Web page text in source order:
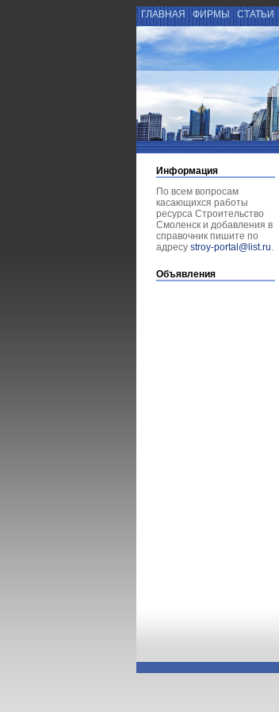
ГЛАВНАЯ ФИРМЫ СТАТЬИ
Информация
По всем вопросам
касающихся работы
ресурса Строительство
Смоленск и добавления в
справочник пишите по
адресу stroy-portal@list.ru.
Объявления